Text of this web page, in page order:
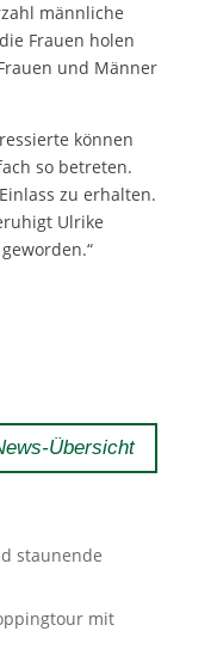
männliche
Frauen holen
und Männer
können
so betreten.
zu erhalten.
Ulrike
Übersicht
staunende
mit